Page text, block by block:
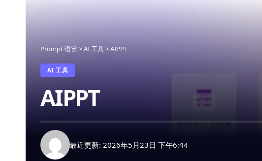
Prompt 语宙>AI 工具>AIPPT
AI 工具
AIPPT
最近更新: 2026年5月23日 下午6:44